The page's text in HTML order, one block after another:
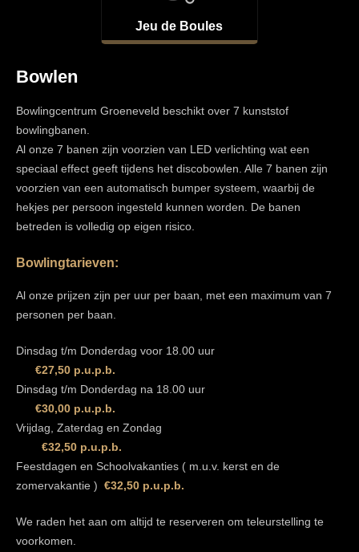
Jeu de Boules
Bowlen
Bowlingcentrum Groeneveld beschikt over 7 kunststof
bowlingbanen.
Al onze 7 banen zijn voorzien van LED verlichting wat een
speciaal effect geeft tijdens het discobowlen. Alle 7 banen zijn
voorzien van een automatisch bumper systeem, waarbij de
hekjes per persoon ingesteld kunnen worden. De banen
betreden is volledig op eigen risico.
Bowlingtarieven:
Al onze prijzen zijn per uur per baan, met een maximum van 7
personen per baan.
Dinsdag t/m Donderdag voor 18.00 uur
€27,50 p.u.p.b.
Dinsdag t/m Donderdag na 18.00 uur
€30,00 p.u.p.b.
Vrijdag, Zaterdag en Zondag
€32,50 p.u.p.b.
Feestdagen en Schoolvakanties ( m.u.v. kerst en de
zomervakantie ) €32,50 p.u.p.b.
We raden het aan om altijd te reserveren om teleurstelling te
voorkomen.